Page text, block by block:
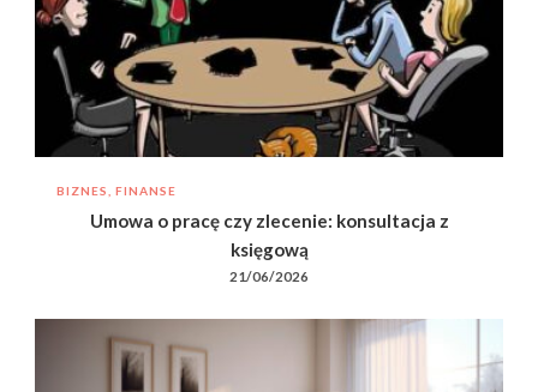
BIZNES, FINANSE
Umowa o pracę czy zlecenie: konsultacja z
księgową
21/06/2026